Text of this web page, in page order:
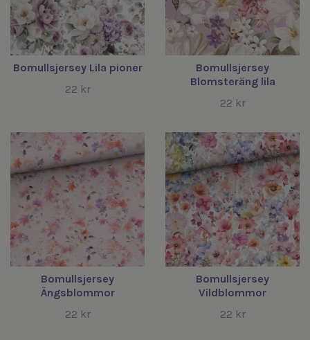
Bomullsjersey Lila pioner
22 kr
Bomullsjersey
Blomsteräng lila
22 kr
Bomullsjersey
Ängsblommor
22 kr
Bomullsjersey
Vildblommor
22 kr